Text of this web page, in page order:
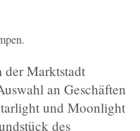
Marktstadt
an Geschäften
und Moonlight
des